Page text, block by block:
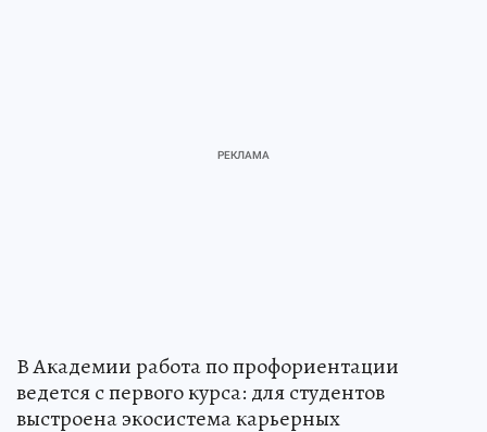
В Академии работа по профориентации
ведется с первого курса: для студентов
выстроена экосистема карьерных